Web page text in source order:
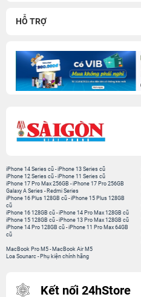
HỖ TRỢ
iPhone 14 Series cũ -iPhone 13 Series cũ
iPhone 12 Series cũ -iPhone 11 Series cũ
iPhone 17 Pro Max 256GB -iPhone 17 Pro 256GB
Galaxy A Series - Redmi Series
iPhone 16 Plus 128GB cũ -iPhone 15 Plus 128GB
cũ
iPhone 16 128GB cũ -iPhone 14 Pro Max 128GB cũ
iPhone 15 128GB cũ -iPhone 13 Pro Max 128GB cũ
iPhone 14 Pro 128GB cũ -iPhone 11 Pro Max 64GB
cũ
MacBook Pro M5 - MacBook Air M5
Loa Sounarc - Phụ kiện chính hãng
Kết nối 24hStore